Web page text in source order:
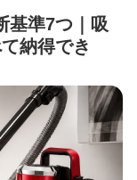
基準7つ｜吸
納得でき